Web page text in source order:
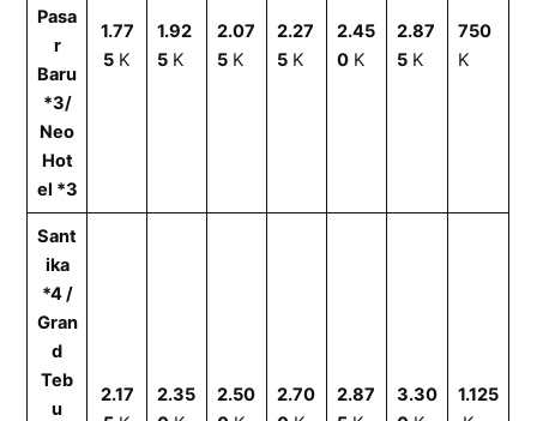
Pasa
r
Baru
*3/
Neo
Hot
el *3
1.77
5 K
1.92
5K
2.07
5K
2.27
5K
2.45
0K
2.87
5K
750
K
Sant
ika
*4 /
Gran
d
Teb
u
2.17
2.35
2.50
2.70
2.87
3.30
1.125